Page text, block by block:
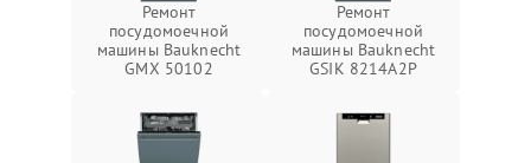
Ремонт
посудомоечной
машины Bauknecht
GMX 50102
Ремонт
посудомоечной
машины Bauknecht
GSIK 8214A2P